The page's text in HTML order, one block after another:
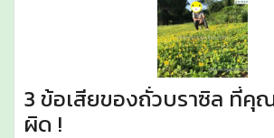
3 ข้อเสียของถั่วบราซิล ที่คุณ
ผิด !